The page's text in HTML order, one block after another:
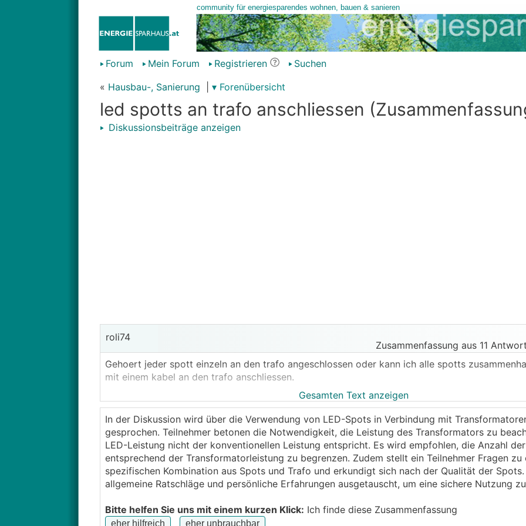
Forum Mein Forum Registrieren
Suchen
« Hausbau-, Sanierung ▾ Forenübersicht
led spotts an trafo anschliessen
Diskussionsbeiträge anzeigen
roli74
Zusammenfassung aus 11
Gehoert jeder spott einzeln an den trafo angeschlossen oder kann ich alle spotts
mit einem kabel an den trafo anschliessen.
Gesamten Text anzeigen
In der Diskussion wird über die Verwendung von LED-Spots in Verbindung mit
gesprochen. Teilnehmer betonen die Notwendigkeit, die Leistung des Transformators zu
LED-Leistung nicht der konventionellen Leistung entspricht. Es wird empfohlen, die Anzahl
entsprechend der Transformatorleistung zu begrenzen. Zudem stellt ein Teilnehmer Fragen zu
spezifischen Kombination aus Spots und Trafo und erkundigt sich nach der Qualität der
allgemeine Ratschläge und persönliche Erfahrungen ausgetauscht, um eine sichere Nutzung
Bitte helfen Sie uns mit einem kurzen Klick: Ich finde diese Zusammenfassung